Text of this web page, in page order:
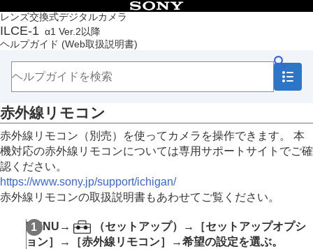
レンズ交換式デジタルカメラ
ILCE-1 α1 Ver.2以降
ヘルプガイド (Web取扱説明書)
目次
トップページ
ヘルプガイドの使いかた
本体と付属品を確認する
本機の基本操作
準備/基本的な撮影
MENU一覧から機能を探す
撮影機能を活用する
カメラをカスタマイズする
再生する
カメラの設定を変更する
ファイルの設定
ネットワークの設定
赤外線リモコン
赤外線リモコン（別売）を使ってカメラを操作できます。 本
機対応の赤外線リモコンについては専用サポートサイトでご確
認ください。
https://www.sony.jp/support/ichigan/
赤外線リモコンの取扱説明書もあわせてご覧ください。
MENU → （セットアップ）→
［セットアップオプシ
ョン］
→ ［赤外線リモコン］ →希望の設定を選ぶ。